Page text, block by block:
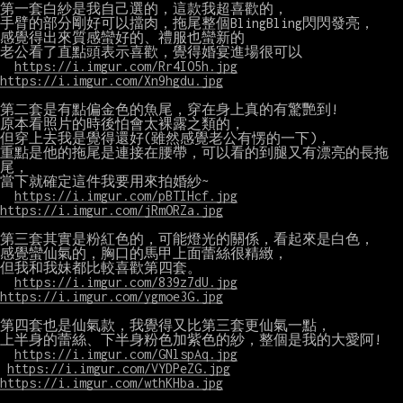
第一套白紗是我自己選的，這款我超喜歡的，
手臂的部分剛好可以擋肉，拖尾整個BlingBling閃閃發亮，
感覺得出來質感蠻好的、禮服也蠻新的
老公看了直點頭表示喜歡，覺得婚宴進場很可以
https://i.imgur.com/Rr4IO5h.jpg
https://i.imgur.com/Xn9hgdu.jpg
第二套是有點偏金色的魚尾，穿在身上真的有驚艷到!
原本看照片的時後怕會太裸露之類的，
但穿上去我是覺得還好(雖然感覺老公有愣的一下)，
重點是他的拖尾是連接在腰帶，可以看的到腿又有漂亮的長拖
尾，
當下就確定這件我要用來拍婚紗~
https://i.imgur.com/pBTIHcf.jpg
https://i.imgur.com/jRmORZa.jpg
第三套其實是粉紅色的，可能燈光的關係，看起來是白色，
感覺蠻仙氣的，胸口的馬甲上面蕾絲很精緻，
但我和我妹都比較喜歡第四套。
https://i.imgur.com/839z7dU.jpg
https://i.imgur.com/ygmoe3G.jpg
第四套也是仙氣款，我覺得又比第三套更仙氣一點，
上半身的蕾絲、下半身粉色加紫色的紗，整個是我的大愛阿!
https://i.imgur.com/GNlspAq.jpg
https://i.imgur.com/VYDPeZG.jpg
https://i.imgur.com/wthKHba.jpg